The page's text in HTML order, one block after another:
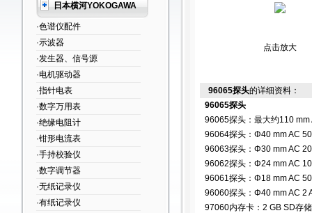
日本横河YOKOGAWA
·色谱仪配件
·示波器
·发生器、信号源
·电机驱动器
·指针电表
·数字万用表
·绝缘电阻计
·钳形电流表
·手持校验仪
·数字调节器
·无纸记录仪
·有纸记录仪
点击放大
96065探头的详细资料：
96065探头
96065探头：最大约110
96064探头：Φ40 mm AC
96063探头：Φ30 mm AC
96062探头：Φ24 mm AC
96061探头：Φ18 mm AC
96060探头：Φ40 mm AC 2
97060内存卡：2 GB SD存